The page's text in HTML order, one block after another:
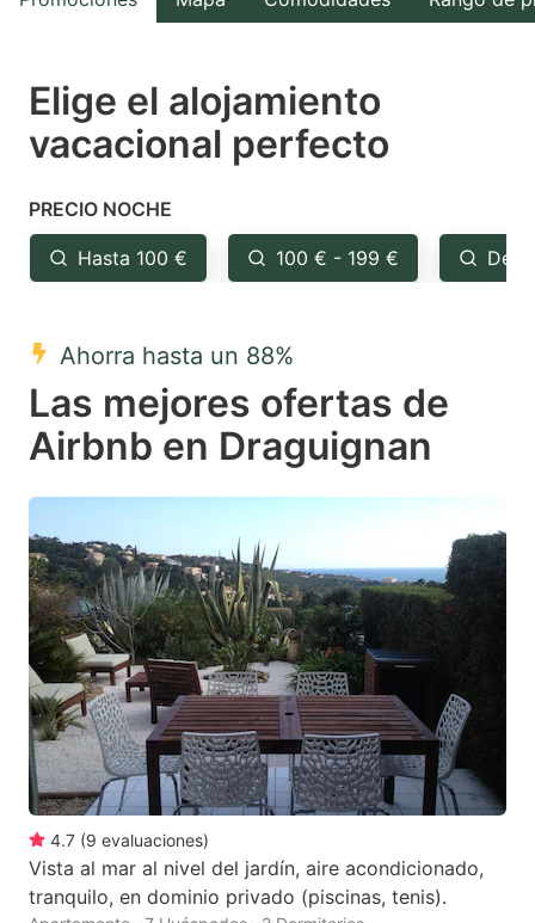
select
a
Press
the
question
key
to
get
keyboard
shortcuts
for
changing
dates.
select
a
the
question
to
get
the
keyboard
for
changing
dates.
Elige el alojamiento
vacacional perfecto
PRECIO NOCHE
Hasta 100 € 100 € - 199 €
Ahorra hasta un 88%
Las mejores ofertas de
Airbnb en Draguignan
4.7 (9 evaluaciones)
Vista al mar al nivel del jardín, aire acondicionado,
tranquilo, en dominio privado (piscinas, tenis).